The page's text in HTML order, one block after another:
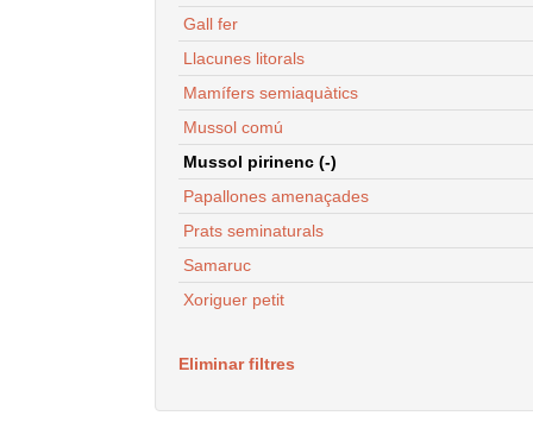
Gall fer
Llacunes litorals
Mamífers semiaquàtics
Mussol comú
Mussol pirinenc (-)
Papallones amenaçades
Prats seminaturals
Samaruc
Xoriguer petit
Eliminar filtres